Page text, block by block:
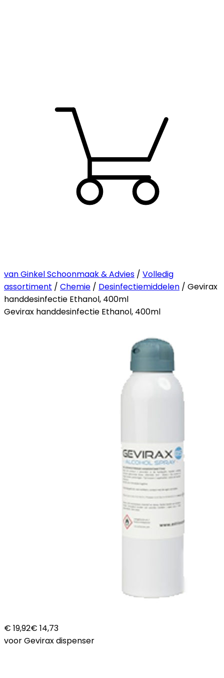
van Ginkel Schoonmaak & Advies / Volledig
assortiment / Chemie / Desinfectiemiddelen / Gevirax
handdesinfectie Ethanol, 400ml
Gevirax handdesinfectie Ethanol, 400ml
€ 19,92€ 14,73
voor Gevirax dispenser